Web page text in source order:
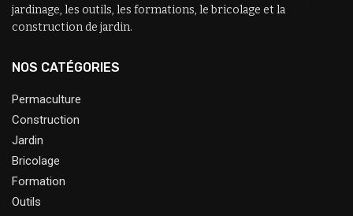
jardinage, les outils, les formations, le bricolage et la
construction de jardin.
NOS CATÉGORIES
Permaculture
Construction
Jardin
Bricolage
Formation
Outils